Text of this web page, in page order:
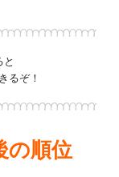
るぞ！
の順位